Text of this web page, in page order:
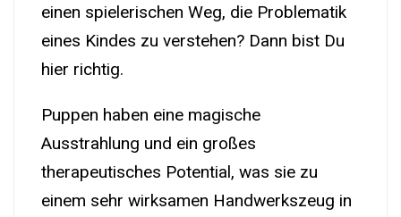
einen spielerischen Weg, die Problematik
eines Kindes zu verstehen? Dann bist Du
hier richtig.
Puppen haben eine magische
Ausstrahlung und ein großes
therapeutisches Potential, was sie zu
einem sehr wirksamen Handwerkszeug in